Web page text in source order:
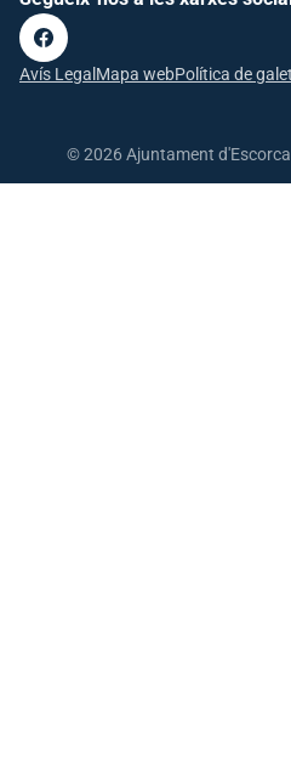
Avís Legal Mapa webPolítica de
© 2026 Ajuntament